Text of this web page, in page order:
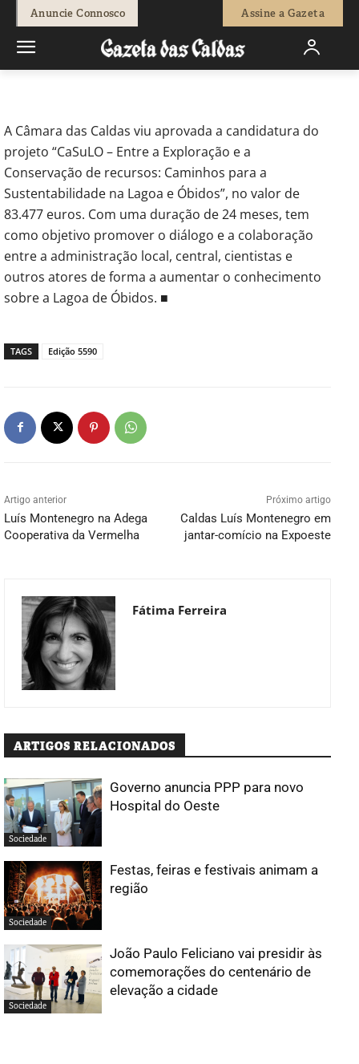
Anuncie Connosco Assine a Gazeta
Fátima Ferreira - 358 0
A Câmara das Caldas viu aprovada a candidatura do
projeto “CaSuLO – Entre a Exploração e a
Conservação de recursos: Caminhos para a
Sustentabilidade na Lagoa e Óbidos”, no valor de
83.477 euros. Com uma duração de 24 meses, tem
como objetivo promover o diálogo e a colaboração
entre a administração local, central, cientistas e
outros atores de forma a aumentar o conhecimento
sobre a Lagoa de Óbidos. ■
TAGS Edição 5590
Artigo anterior
Luís Montenegro na Adega
Cooperativa da Vermelha
Próximo artigo
Caldas Luís Montenegro em
jantar-comício na Expoeste
Fátima Ferreira
ARTIGOS RELACIONADOS
Sociedade
Governo anuncia PPP para novo
Hospital do Oeste
Sociedade
Festas, feiras e festivais animam a
região
Sociedade
João Paulo Feliciano vai presidir às
comemorações do centenário de
elevação a cidade